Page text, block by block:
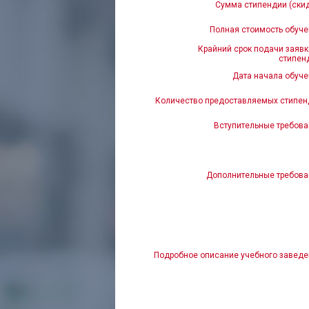
Сумма стипендии
Полная стоимость
Крайний срок подачи
Дата начала
Количество предоставляемых
Вступительные
Дополнительные
Подробное описание учебного